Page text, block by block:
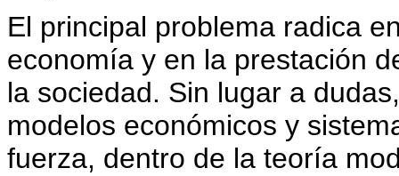
El principal problema radica
economía y en la prestación
la sociedad. Sin lugar a
modelos económicos y
fuerza, dentro de la teoría